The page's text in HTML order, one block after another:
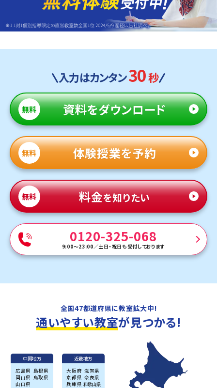
入力はカンタン30秒
無料 資料をダウンロード
無料 体験授業を予約
無料 料金を知りたい
0120-325-068
9:00～23:00／土日・祝日も受付しております
全国47都道府県に教室拡大中!
通いやすい教室が見つかる!
近畿地方
大阪府 滋賀県
京都県 奈良県
兵庫県 和歌山県
中国地方
広島県 島根県
岡山県 鳥取県
山口県